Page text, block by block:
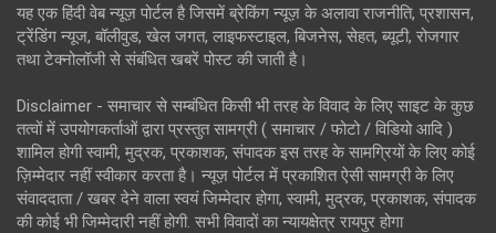
यह एक हिंदी वेब न्यूज़ पोर्टल है जिसमें ब्रेकिंग न्यूज़ के अलावा राजनीति, प्रशासन,
ट्रेंडिंग न्यूज, बॉलीवुड, खेल जगत, लाइफस्टाइल, बिजनेस, सेहत, ब्यूटी, रोजगार
तथा टेक्नोलॉजी से संबंधित खबरें पोस्ट की जाती है।
Disclaimer - समाचार से सम्बंधित किसी भी तरह के विवाद के लिए साइट के कुछ
तत्वों में उपयोगकर्ताओं द्वारा प्रस्तुत सामग्री ( समाचार / फोटो / विडियो आदि )
शामिल होगी स्वामी, मुद्रक, प्रकाशक, संपादक इस तरह के सामग्रियों के लिए कोई
ज़िम्मेदार नहीं स्वीकार करता है। न्यूज़ पोर्टल में प्रकाशित ऐसी सामग्री के लिए
संवाददाता / खबर देने वाला स्वयं जिम्मेदार होगा, स्वामी, मुद्रक, प्रकाशक, संपादक
की कोई भी जिम्मेदारी नहीं होगी. सभी विवादों का न्यायक्षेत्र रायपुर होगा